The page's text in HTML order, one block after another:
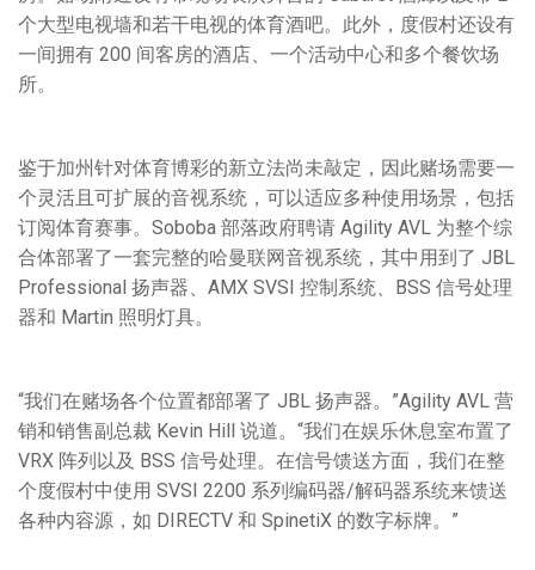
个大型电视墙和若干电视的体育酒吧。此外，度假村还设有
一间拥有 200 间客房的酒店、一个活动中心和多个餐饮场
所。
鉴于加州针对体育博彩的新立法尚未敲定，因此赌场需要一
个灵活且可扩展的音视系统，可以适应多种使用场景，包括
订阅体育赛事。Soboba 部落政府聘请 Agility AVL 为整个综
合体部署了一套完整的哈曼联网音视系统，其中用到了 JBL
Professional 扬声器、AMX SVSI 控制系统、BSS 信号处理
器和 Martin 照明灯具。
“我们在赌场各个位置都部署了 JBL 扬声器。”Agility AVL 营
销和销售副总裁 Kevin Hill 说道。“我们在娱乐休息室布置了
VRX 阵列以及 BSS 信号处理。在信号馈送方面，我们在整
个度假村中使用 SVSI 2200 系列编码器/解码器系统来馈送
各种内容源，如 DIRECTV 和 SpinetiX 的数字标牌。”